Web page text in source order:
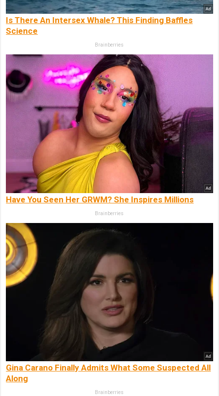
Is There An Intersex Whale? This Finding Baffles
Science
Brainberries
Have You Seen Her GRWM? She Inspires Millions
Brainberries
Gina Carano Finally Admits What Some Suspected All
Along
Brainberries